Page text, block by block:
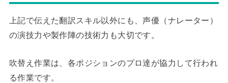
上記で伝えた翻訳スキル以外にも、声優（ナレーター）
の演技力や製作陣の技術力も大切です。
吹替え作業は、各ポジションのプロ達が協力して行われ
る作業です。